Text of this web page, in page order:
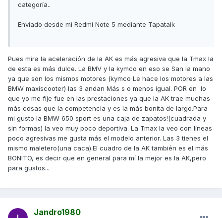
categoría..
Enviado desde mi Redmi Note 5 mediante Tapatalk
Pues mira la aceleración de la AK es más agresiva que la Tmax la
de esta es más dulce. La BMV y la kymco en eso se San la mano
ya que son los mismos motores (kymco Le hace los motores a las
BMW maxiscooter) las 3 andan Más s o menos igual. POR en lo
que yo me fije fue en las prestaciones ya que la AK trae muchas
más cosas que la competencia y es la más bonita de largo.Para
mi gusto la BMW 650 sport es una caja de zapatos!(cuadrada y
sin formas) la veo muy poco deportiva. La Tmax la veo con líneas
poco agresivas me gusta más el modelo anterior. Las 3 tienes el
mismo maletero(una caca).El cuadro de la AK también es el más
BONITO, es decir que en general para mí la mejor es la AK,pero
para gustos...
Jandro1980